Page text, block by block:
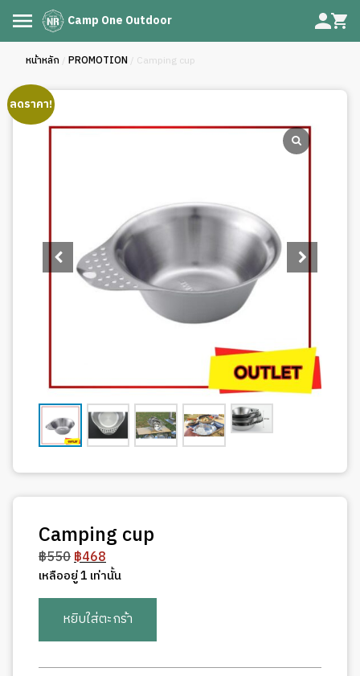
Camp One Outdoor
หน้าหลัก / PROMOTION / Camping cup
ลดราคา!
Camping cup
฿550Original
price
was:
฿550.
฿468Current
price
is:
฿468.
เหลืออยู่ 1 เท่านั้น
Camping
cup
ชิ้น
หยิบใส่ตะกร้า